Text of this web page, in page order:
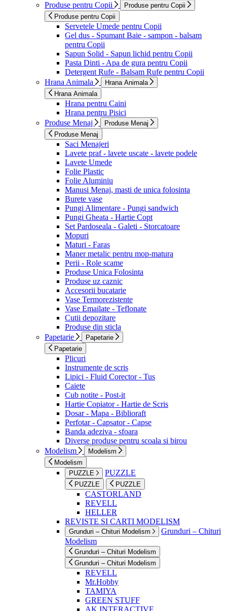
Produse pentru Copii
Produse pentru Copii
Produse pentru Copii
Servetele Umede pentru Copii
Gel dus - Spumant Baie - sampon - balsam
pentru Copii
Sapun Solid - Sapun lichid pentru Copii
Pasta Dinti - Apa de gura pentru Copii
Detergent Rufe - Balsam Rufe pentru Copii
Hrana Animala
Hrana Animala
Hrana Animala
Hrana pentru Caini
Hrana pentru Pisici
Produse Menaj
Produse Menaj
Produse Menaj
Saci Menajeri
Lavete praf - lavete uscate - lavete podele
Lavete Umede
Folie Plastic
Folie Aluminiu
Manusi Menaj, masti de unica folosinta
Burete vase
Pungi Alimentare - Pungi sandwich
Pungi Gheata - Hartie Copt
Set Pardoseala - Galeti - Storcatoare
Mopuri
Maturi - Faras
Maner metalic pentru mop-matura
Perii - Role scame
Produse Unica Folosinta
Produse uz caznic
Accesorii bucatarie
Vase Termorezistente
Vase Emailate - Teflonate
Cutii depozitare
Produse din sticla
Papetarie
Papetarie
Papetarie
Plicuri
Instrumente de scris
Lipici - Fluid Corector - Tus
Caiete
Cub notite - Post-it
Hartie Copiator - Hartie de Scris
Dosar - Mapa - Biblioraft
Perfotar - Capsator - Capse
Banda adeziva - sfoara
Diverse produse pentru scoala si birou
Modelism
Modelism
Modelism
PUZZLE
PUZZLE
PUZZLE PUZZLE
CASTORLAND
REVELL
HELLER
REVISTE SI CARTI MODELISM
Grunduri – Chituri Modelism
Grunduri – Chituri
Modelism
Grunduri – Chituri Modelism
Grunduri – Chituri Modelism
REVELL
Mr.Hobby
TAMIYA
GREEN STUFF